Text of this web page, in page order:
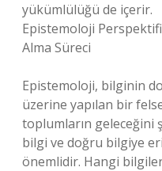
yükümlülüğü de içerir.
Epistemoloji
Alma Süreci
Epistemoloji, bilginin
üzerine yapılan bir
toplumların geleceğini
bilgi ve doğru bilgiye
önemlidir. Hangi